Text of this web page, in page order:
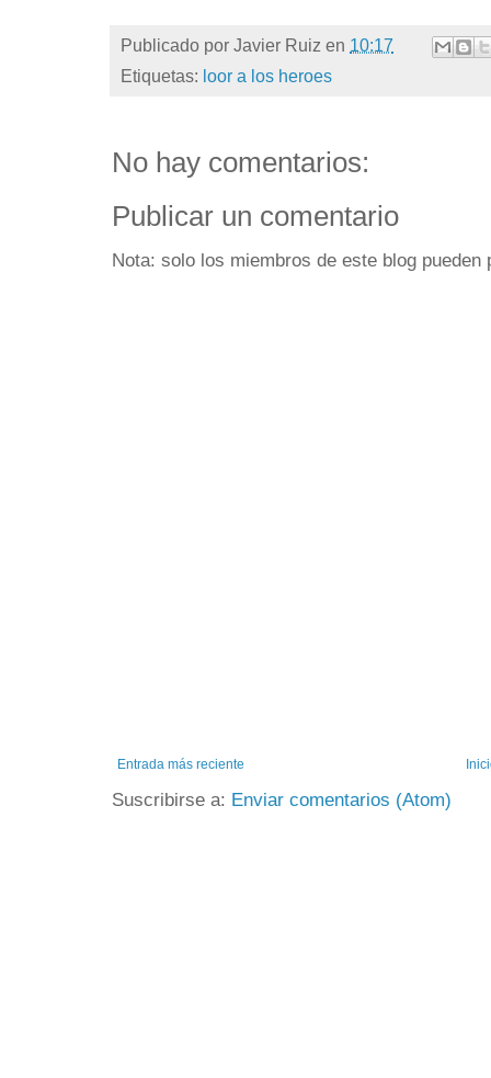
Publicado por Javier Ruiz en 10:17
Etiquetas: loor a los heroes
No hay comentarios:
Publicar un comentario
Nota: solo los miembros de este blog pueden
Entrada más reciente
Suscribirse a: Enviar comentarios (Atom)